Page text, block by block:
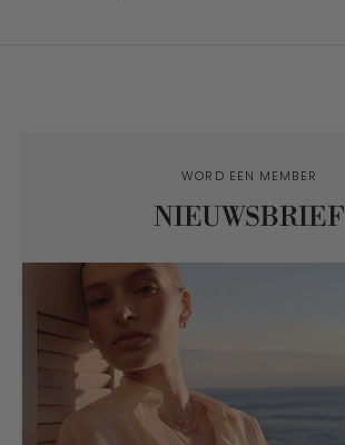
WORD EEN MEMBER
NIEUWSBRIEF